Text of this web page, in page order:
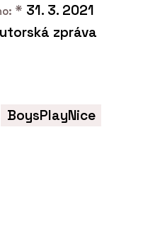
* 31. 3. 2021
zpráva
BoysPlayNice